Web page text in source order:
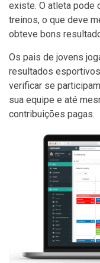
existe. O atleta pode
treinos, o que deve
obteve bons
Os pais de jovens
resultados
verificar se
sua equipe e até
contribuições pagas.